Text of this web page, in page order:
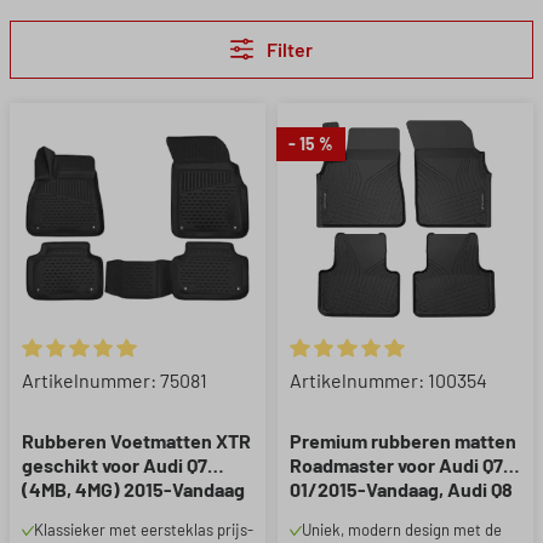
Filter
Gemiddelde waardering van 5 van 5 sterren
Artikelnummer: 75081
Rubberen Voetmatten XTR
geschikt voor Audi Q7
(4MB, 4MG) 2015-Vandaag
Klassieker met eersteklas prijs-
- 15 %
Gemiddelde waardering van
Artikelnummer: 100354
Premium rubberen matten
Roadmaster voor Audi Q7
01/2015-Vandaag, Audi Q8
Lamborghini Urus
Uniek, modern design met de